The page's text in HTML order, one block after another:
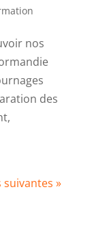
nos
des
suivantes »